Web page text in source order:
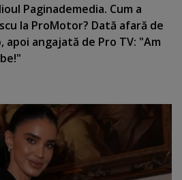
Paginademedia. Cum a
la ProMotor? Dată afară de
apoi angajată de Pro TV: "Am